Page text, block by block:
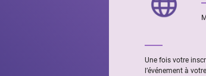
Une fois votre
l’événement à